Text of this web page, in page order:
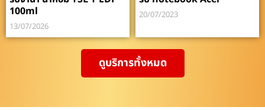
100ml
13/07/2026
20/07/2023
ดูบริการทั้งหมด